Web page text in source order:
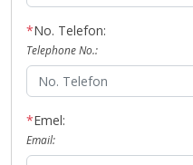
*No. Telefon:
Telephone No.:
*Emel:
Email: